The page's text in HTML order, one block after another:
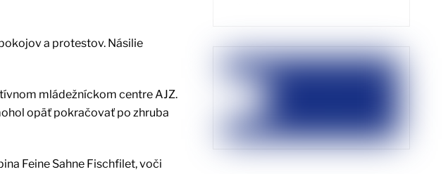
a protestov. Násilie
mládežníckom centre AJZ.
opäť pokračovať po zhruba
Feine Sahne Fischfilet, voči